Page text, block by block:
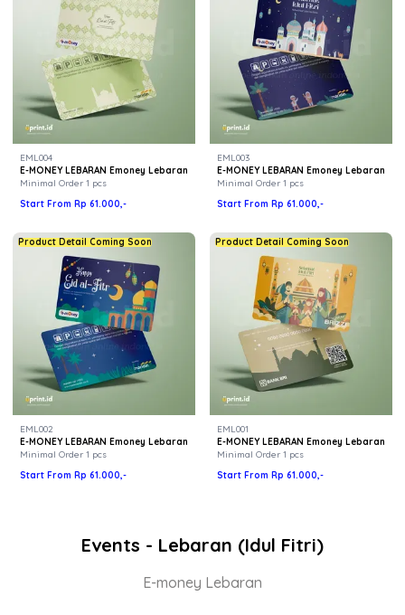
EML004
E-MONEY LEBARAN Emoney Lebaran
Minimal Order 1 pcs
Start From Rp 61.000,-
EML003
E-MONEY LEBARAN Emoney Lebaran
Minimal Order 1 pcs
Start From Rp 61.000,-
Product Detail Coming Soon
EML002
E-MONEY LEBARAN Emoney Lebaran
Minimal Order 1 pcs
Start From Rp 61.000,-
Product Detail Coming Soon
EML001
E-MONEY LEBARAN Emoney Lebaran
Minimal Order 1 pcs
Start From Rp 61.000,-
Events - Lebaran (Idul Fitri)
E-money Lebaran